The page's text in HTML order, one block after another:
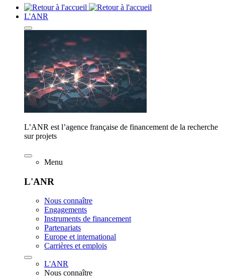
L'ANR
L’ANR est l’agence française de financement de la recherche
sur projets
Menu
L'ANR
Nous connaître
Engagements
Instruments de financement
Partenariats
Europe et international
Carrières et emplois
L'ANR
Nous connaître